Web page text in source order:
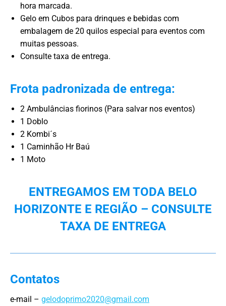
hora marcada.
Gelo em Cubos para drinques e bebidas com
embalagem de 20 quilos especial para eventos com
muitas pessoas.
Consulte taxa de entrega.
Frota padronizada de entrega:
2 Ambulâncias fiorinos (Para salvar nos eventos)
1 Doblo
2 Kombi´s
1 Caminhão Hr Baú
1 Moto
ENTREGAMOS EM TODA BELO
HORIZONTE E REGIÃO – CONSULTE
TAXA DE ENTREGA
Contatos
e-mail – gelodoprimo2020@gmail.com